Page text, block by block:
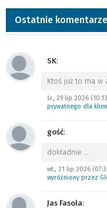
Ostatnie komentarze
SK:
Ktoś już to ma w
śr., 29 lip 2026
prywatnego dla
gość:
dokładnie …
wt., 21 lip 2026
wyróżniony przez
Jas Fasola: